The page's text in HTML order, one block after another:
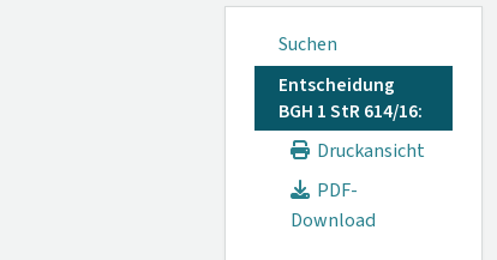
Suchen
Entscheidung
BGH 1 StR 614/16:
Druckansicht
PDF-
Download